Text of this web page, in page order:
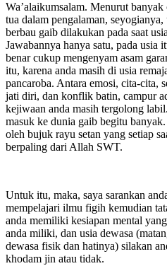
Wa’alaikumsalam. Menurut
tua dalam pengalaman,
berbau gaib dilakukan pada saat
Jawabannya hanya satu, pada usia
benar cukup mengenyam asam
itu, karena anda masih di usia
pancaroba. Antara emosi, cita-cita,
jati diri, dan konflik batin, campur
kejiwaan anda masih tergolong
masuk ke dunia gaib begitu
oleh bujuk rayu setan yang setiap
berpaling dari Allah SWT.
Untuk itu, maka, saya sarankan
mempelajari ilmu figih kemudian
anda memiliki kesiapan mental
anda miliki, dan usia dewasa
dewasa fisik dan hatinya) silakan
khodam jin atau tidak.